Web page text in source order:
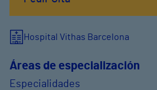
Hospital Vithas Barcelona
Áreas de especialización
Especialidades